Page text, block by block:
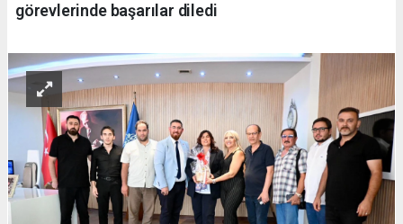
görevlerinde başarılar diledi